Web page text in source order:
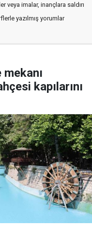
veya imalar, inançlara saldırı
yazılmış yorumlar
kapılarını